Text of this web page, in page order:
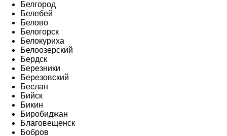
Белгород
Белебей
Белово
Белогорск
Белокуриха
Белоозерский
Бердск
Березники
Березовский
Беслан
Бийск
Бикин
Биробиджан
Благовещенск
Бобров